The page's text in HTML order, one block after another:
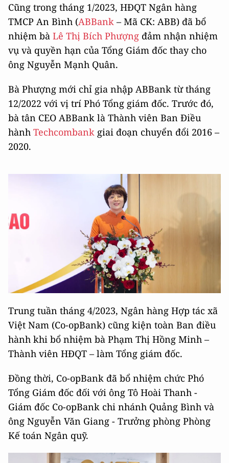
Cũng trong tháng 1/2023, HĐQT Ngân hàng
TMCP An Bình (ABBank – Mã CK: ABB) đã bổ
nhiệm bà Lê Thị Bích Phượng đảm nhận nhiệm
vụ và quyền hạn của Tổng Giám đốc thay cho
ông Nguyễn Mạnh Quân.
Bà Phượng mới chỉ gia nhập ABBank từ tháng
12/2022 với vị trí Phó Tổng giám đốc. Trước đó,
bà tân CEO ABBank là Thành viên Ban Điều
hành Techcombank giai đoạn chuyển đổi 2016 –
2020.
Trung tuần tháng 4/2023, Ngân hàng Hợp tác xã
Việt Nam (Co-opBank) cũng kiện toàn Ban điều
hành khi bổ nhiệm bà Phạm Thị Hồng Minh –
Thành viên HĐQT – làm Tổng giám đốc.
Đồng thời, Co-opBank đã bổ nhiệm chức Phó
Tổng Giám đốc đối với ông Tô Hoài Thanh -
Giám đốc Co-opBank chi nhánh Quảng Bình và
ông Nguyễn Văn Giang - Trưởng phòng Phòng
Kế toán Ngân quỹ.